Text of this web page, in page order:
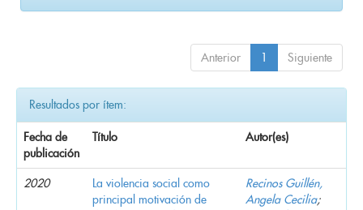
Anterior 1 Siguiente
Resultados por ítem:
Fecha de
publicación
Título Autor(es)
2020
La violencia social como
principal motivación de
Recinos Guillén,
Angela Cecilia;